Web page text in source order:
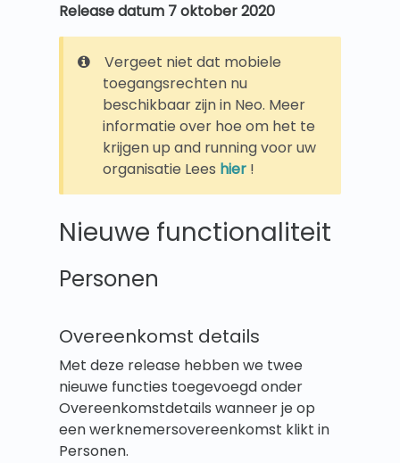
Release datum 7 oktober 2020
Vergeet niet dat mobiele
toegangsrechten nu
beschikbaar zijn in Neo. Meer
informatie over hoe om het te
krijgen up and running voor uw
organisatie Lees hier !
Nieuwe functionaliteit
Personen
Overeenkomst details
Met deze release hebben we twee
nieuwe functies toegevoegd onder
Overeenkomstdetails wanneer je op
een werknemersovereenkomst klikt in
Personen.